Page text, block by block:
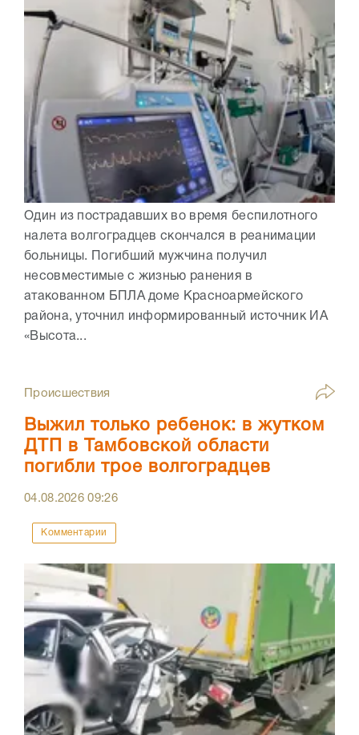
Один из пострадавших во время беспилотного
налета волгоградцев скончался в реанимации
больницы. Погибший мужчина получил
несовместимые с жизнью ранения в
атакованном БПЛА доме Красноармейского
района, уточнил информированный источник ИА
«Высота...
Происшествия
Выжил только ребенок: в жутком
ДТП в Тамбовской области
погибли трое волгоградцев
04.08.202609:26
Комментарии